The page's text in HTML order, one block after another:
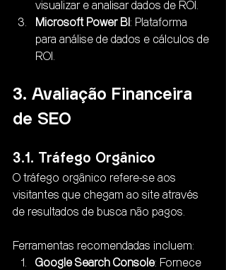
visualizar e analisar dados de ROI.
Microsoft Power BI : Plataforma
para análise de dados e cálculos de
ROI.
3. Avaliação Financeira
de SEO
3.1. Tráfego Orgânico
O tráfego orgânico refere-se aos
visitantes que chegam ao site através
de resultados de busca não pagos.
Ferramentas recomendadas incluem:
Google Search Console: Fornece